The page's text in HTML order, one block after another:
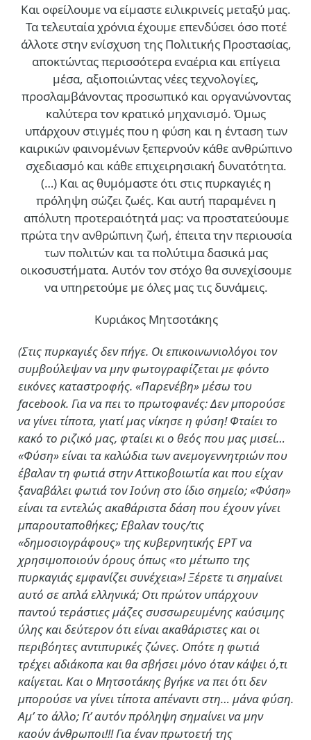
Και οφείλουμε να είμαστε ειλικρινείς μεταξύ μας.
Τα τελευταία χρόνια έχουμε επενδύσει όσο ποτέ
άλλοτε στην ενίσχυση της Πολιτικής Προστασίας,
αποκτώντας περισσότερα εναέρια και επίγεια
μέσα, αξιοποιώντας νέες τεχνολογίες,
προσλαμβάνοντας προσωπικό και οργανώνοντας
καλύτερα τον κρατικό μηχανισμό. Όμως
υπάρχουν στιγμές που η φύση και η ένταση των
καιρικών φαινομένων ξεπερνούν κάθε ανθρώπινο
σχεδιασμό και κάθε επιχειρησιακή δυνατότητα.
(…) Και ας θυμόμαστε ότι στις πυρκαγιές η
πρόληψη σώζει ζωές. Και αυτή παραμένει η
απόλυτη προτεραιότητά μας: να προστατεύουμε
πρώτα την ανθρώπινη ζωή, έπειτα την περιουσία
των πολιτών και τα πολύτιμα δασικά μας
οικοσυστήματα. Αυτόν τον στόχο θα συνεχίσουμε
να υπηρετούμε με όλες μας τις δυνάμεις.
Κυριάκος Μητσοτάκης
(Στις πυρκαγιές δεν πήγε. Οι επικοινωνιολόγοι τον
συμβούλεψαν να μην φωτογραφίζεται με φόντο
εικόνες καταστροφής. «Παρενέβη» μέσω του
facebook. Για να πει το πρωτοφανές: Δεν μπορούσε
να γίνει τίποτα, γιατί μας νίκησε η φύση! Φταίει το
κακό το ριζικό μας, φταίει κι ο θεός που μας μισεί…
«Φύση» είναι τα καλώδια των ανεμογεννητριών που
έβαλαν τη φωτιά στην Αττικοβοιωτία και που είχαν
ξαναβάλει φωτιά τον Ιούνη στο ίδιο σημείο; «Φύση»
είναι τα εντελώς ακαθάριστα δάση που έχουν γίνει
μπαρουταποθήκες; Εβαλαν τους/τις
«δημοσιογράφους» της κυβερνητικής ΕΡΤ να
χρησιμοποιούν όρους όπως «το μέτωπο της
πυρκαγιάς εμφανίζει συνέχεια»! Ξέρετε τι σημαίνει
αυτό σε απλά ελληνικά; Οτι πρώτον υπάρχουν
παντού τεράστιες μάζες συσσωρευμένης καύσιμης
ύλης και δεύτερον ότι είναι ακαθάριστες και οι
περιβόητες αντιπυρικές ζώνες. Οπότε η φωτιά
τρέχει αδιάκοπα και θα σβήσει μόνο όταν κάψει ό,τι
καίγεται. Και ο Μητσοτάκης βγήκε να πει ότι δεν
μπορούσε να γίνει τίποτα απέναντι στη… μάνα φύση.
Αμ’ το άλλο; Γι’ αυτόν πρόληψη σημαίνει να μην
καούν άνθρωποι!!! Για έναν πρωτοετή της